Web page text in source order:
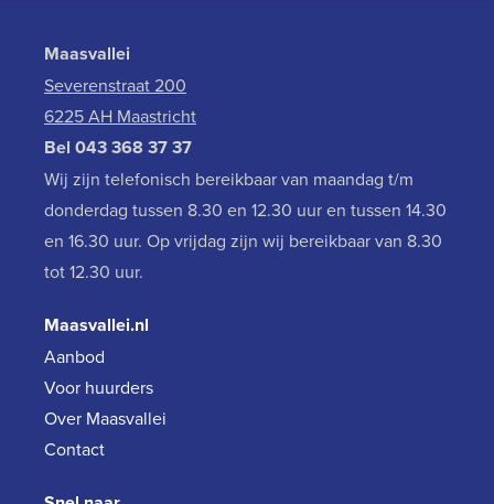
Maasvallei
Severenstraat 200
6225 AH Maastricht
Bel 043 368 37 37
Wij zijn telefonisch bereikbaar van maandag t/m
donderdag tussen 8.30 en 12.30 uur en tussen 14.30
en 16.30 uur. Op vrijdag zijn wij bereikbaar van 8.30
tot 12.30 uur.
Maasvallei.nl
Aanbod
Voor huurders
Over Maasvallei
Contact